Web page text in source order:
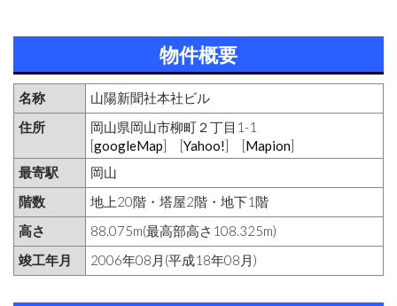
物件概要
名称
山陽新聞社本社ビル
住所
岡山県岡山市柳町２丁目1-1
[googleMap] [Yahoo!] [Mapion]
最寄駅
岡山
階数
地上20階・塔屋2階・地下1階
高さ
88.075m(最高部高さ108.325m)
竣工年月
2006年08月(平成18年08月)